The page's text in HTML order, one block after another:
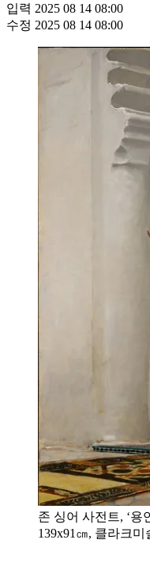
입력 2025 08 14 08:00
수정 2025 08 14 08:00
존 싱어 사전트, ‘용
139x91㎝, 클라크미